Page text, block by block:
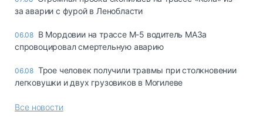
за аварии с фурой в Ленобласти
06.08 В Мордовии на трассе М-5 водитель МАЗа
спровоцировал смертельную аварию
06.08 Трое человек получили травмы при столкновении
легковушки и двух грузовиков в Могилеве
Все новости